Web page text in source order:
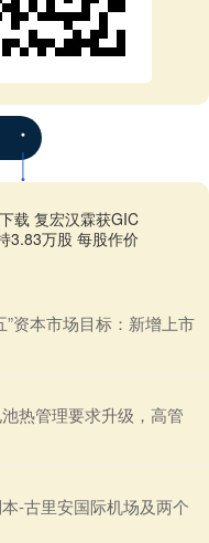
载 复宏汉霖获GIC
3.83万股 每股作价
资本市场目标：新增上市
热管理要求升级，高管
-古里安国际机场及两个